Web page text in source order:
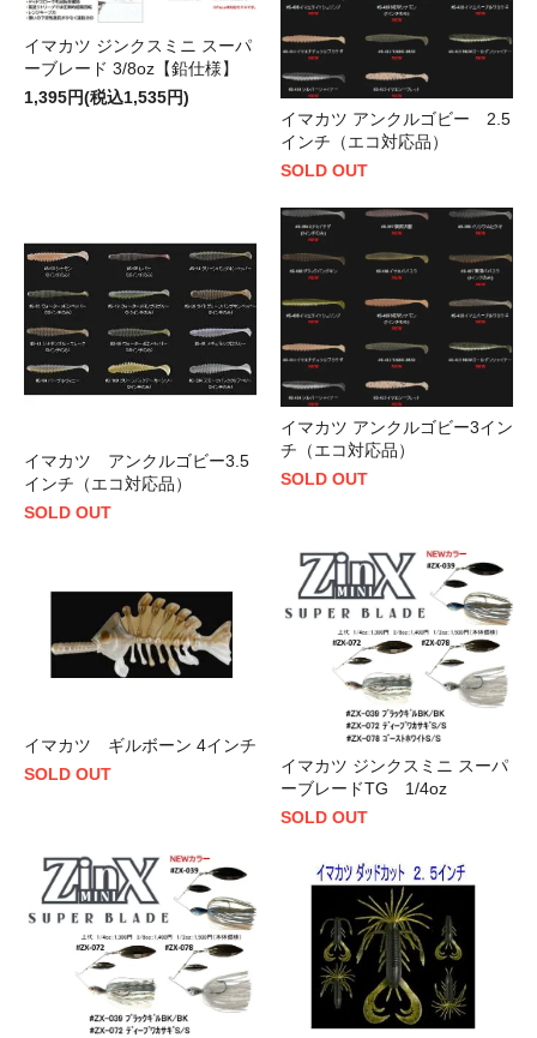
イマカツ ジンクスミニ スーパ
ーブレード 3/8oz【鉛仕様】
1,395円(税込1,535円)
イマカツ アンクルゴビー 2.5
インチ（エコ対応品）
SOLD OUT
イマカツ アンクルゴビー3.5
インチ（エコ対応品）
SOLD OUT
イマカツ アンクルゴビー3イン
チ（エコ対応品）
SOLD OUT
イマカツ ギルボーン 4インチ
SOLD OUT
イマカツ ジンクスミニ スーパ
ーブレードTG 1/4oz
SOLD OUT